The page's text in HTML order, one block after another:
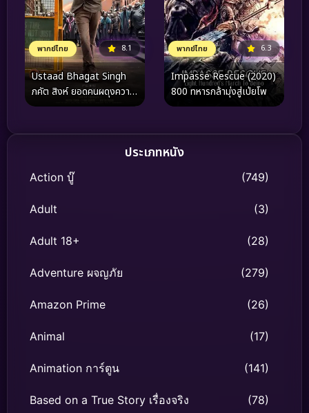
พากย์ไทย 8.1
Ustaad Bhagat Singh
ภคัต สิงห์ ยอดคนผดุงความ
ยุติธรรม (2026)
พากย์ไทย 6.3
Impasse Rescue (2020)
800 ทหารกล้ามุ่งสู่เป่ยโพ
ประเภทหนัง
Action บู๊ (749)
Adult (3)
Adult 18+ (28)
Adventure ผจญภัย (279)
Amazon Prime (26)
Animal (17)
Animation การ์ตูน (141)
Based on a True Story เรื่องจริง (78)